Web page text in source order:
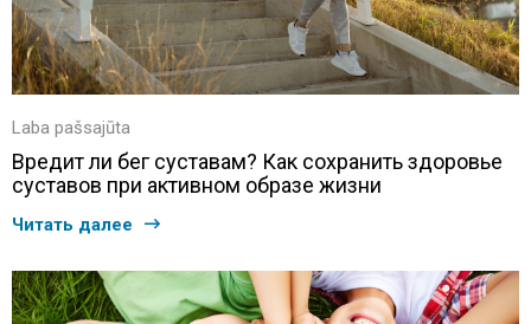
Laba pašsajūta
Вредит ли бег суставам? Как сохранить здоровье
суставов при активном образе жизни
Читать далее